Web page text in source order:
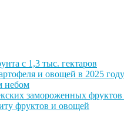
с 1,3 тыс. гектаров
и овощей в 2025 году
небом
замороженных фруктов
фруктов и овощей